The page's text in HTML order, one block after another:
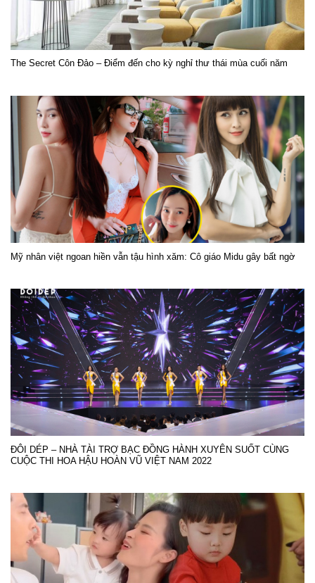
The Secret Côn Đảo – Điểm đến cho kỳ nghỉ thư thái mùa cuối năm
Mỹ nhân việt ngoan hiền vẫn tậu hình xăm: Cô giáo Midu gây bất ngờ
ĐÔI DÉP – NHÀ TÀI TRỢ BẠC ĐỒNG HÀNH XUYÊN SUỐT CÙNG
CUỘC THI HOA HẬU HOÀN VŨ VIỆT NAM 2022